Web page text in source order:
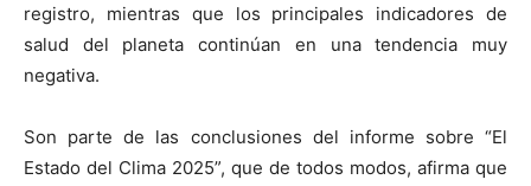
registro, mientras que los principales indicadores de
salud del planeta continúan en una tendencia muy
negativa.
Son parte de las conclusiones del informe sobre “El
Estado del Clima 2025”, que de todos modos, afirma que